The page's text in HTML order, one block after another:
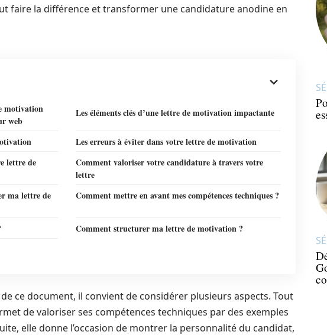
faire la différence et transformer une candidature anodine en
motivation
web
Les éléments clés d’une lettre de motivation impactante
Les erreurs à éviter dans votre lettre de motivation
lettre de
Comment valoriser votre candidature à travers votre
lettre
ma lettre de
Comment mettre en avant mes compétences techniques ?
Comment structurer ma lettre de motivation ?
ce document, il convient de considérer plusieurs aspects. Tout
de valoriser ses compétences techniques par des exemples
elle donne l’occasion de montrer la personnalité du candidat,